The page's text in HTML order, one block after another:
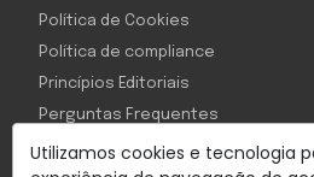
Utilizamos cookies e tecnologia
Política de Cookies
Política de compliance
Princípios Editoriais
Perguntas Frequentes